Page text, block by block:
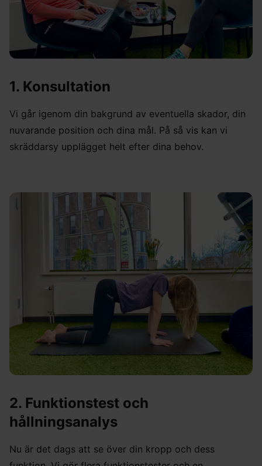
1. Konsultation
Vi går igenom din bakgrund av eventuella skador, din
nuvarande position och dina mål. På så vis kan vi
skräddarsy upplägget helt efter dina behov.
2. Funktionstest och
hållningsanalys
Nu är det dags att se över din kropp och dess